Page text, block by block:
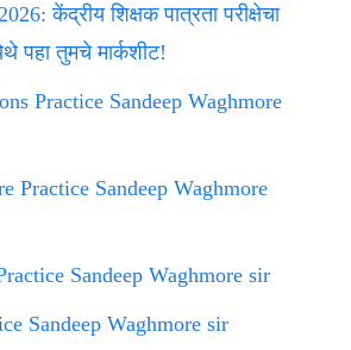
केंद्रीय शिक्षक पात्रता परीक्षेचा
पहा तुमचे मार्कशीट!
Practice Sandeep Waghmore
Practice Sandeep Waghmore
Sandeep Waghmore sir
Sandeep Waghmore sir